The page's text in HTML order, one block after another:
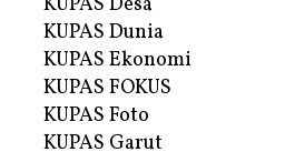
KUPAS Dunia
KUPAS Ekonomi
KUPAS FOKUS
KUPAS Foto
KUPAS Garut